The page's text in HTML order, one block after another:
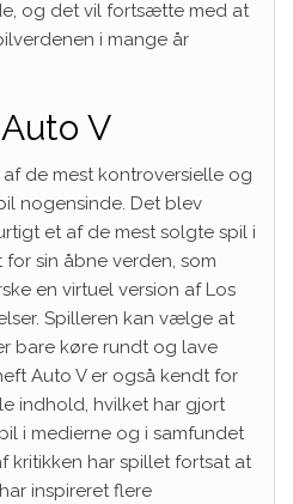
og det vil fortsætte med at
i mange år
V
de mest kontroversielle og
nogensinde. Det blev
et af de mest solgte spil i
sin åbne verden, som
en virtuel version af Los
Spilleren kan vælge at
bare køre rundt og lave
Auto V er også kendt for
indhold, hvilket har gjort
i medierne og i samfundet
kritikken har spillet fortsat at
inspireret flere